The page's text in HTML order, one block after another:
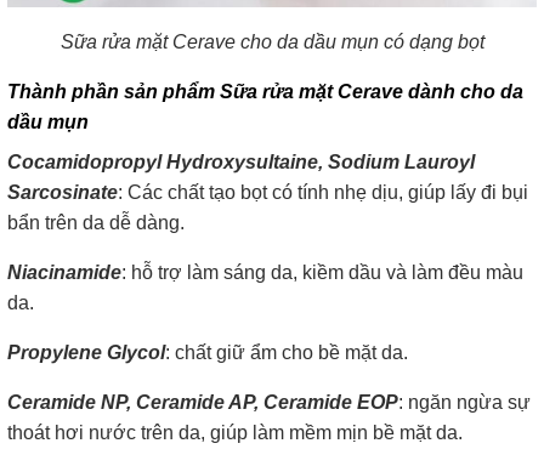
Sữa rửa mặt Cerave cho da dầu mụn có dạng bọt
Thành phần sản phẩm Sữa rửa mặt Cerave dành cho da
dầu mụn
Cocamidopropyl Hydroxysultaine, Sodium Lauroyl
Sarcosinate: Các chất tạo bọt có tính nhẹ dịu, giúp lấy đi bụi
bẩn trên da dễ dàng.
Niacinamide: hỗ trợ làm sáng da, kiềm dầu và làm đều màu
da.
Propylene Glycol: chất giữ ẩm cho bề mặt da.
Ceramide NP, Ceramide AP, Ceramide EOP: ngăn ngừa sự
thoát hơi nước trên da, giúp làm mềm mịn bề mặt da.